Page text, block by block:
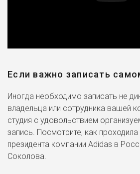
Если важно записать
Иногда необходимо записать не
владельца или сотрудника вашей
студия с удовольствием
запись. Посмотрите, как
президента компании Adidas в
Соколова.